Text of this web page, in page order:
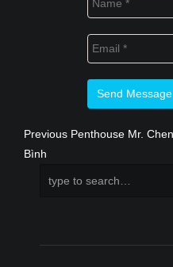
Điều
hướng
viết
Previous Previous
Penthouse Mr.
Bình